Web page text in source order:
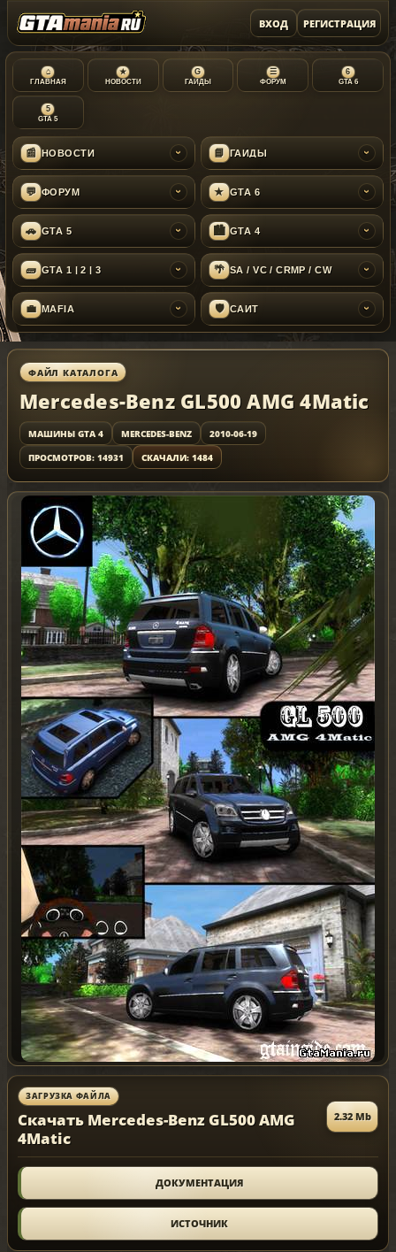
ВХОД РЕГИСТРАЦИЯ
⌂
ГЛАВНАЯ
★
НОВОСТИ
G
ГАЙДЫ
☰
ФОРУМ
6
GTA 6
5
GTA 5
📰 НОВОСТИ › 📘 ГАЙДЫ ›
💬 ФОРУМ › ★ GTA 6 ›
🚗 GTA 5 › 🏙 GTA 4 ›
🧱 GTA 1 | 2 | 3 › 🌴 SA / VC / CRMP / CW ›
💼 MAFIA › 🛡 САЙТ ›
ФАЙЛ КАТАЛОГА
Mercedes-Benz GL500 AMG 4Matic
МАШИНЫ GTA 4 MERCEDES-BENZ
2010-06-19
ПРОСМОТРОВ: 14931
СКАЧАЛИ: 1484
ЗАГРУЗКА ФАЙЛА
Скачать Mercedes-Benz GL500 AMG
4Matic
2.32 Mb
ДОКУМЕНТАЦИЯ
ИСТОЧНИК